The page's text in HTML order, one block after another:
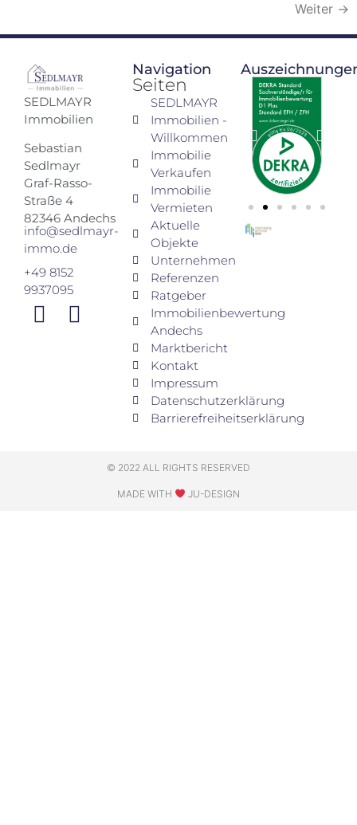
Weiter →
SEDLMAYR
Immobilien
Sebastian
Sedlmayr
Graf-Rasso-
Straße 4
82346 Andechs
info@sedlmayr-
immo.de
+49 8152
9937095
Navigation
Seiten
SEDLMAYR
Immobilien -
Willkommen
Immobilie
Verkaufen
Immobilie
Vermieten
Aktuelle
Objekte
Unternehmen
Referenzen
Ratgeber
Immobilienbewertung
Andechs
Marktbericht
Kontakt
Impressum
Datenschutzerklärung
Barrierefreiheitserklärung
© 2022 ALL RIGHTS RESERVED
MADE WITH JU-DESIGN